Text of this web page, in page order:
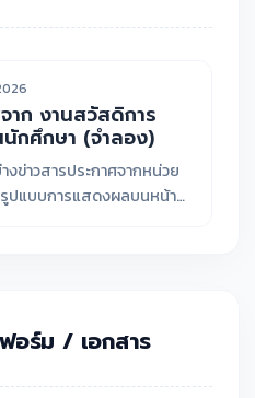
าก งานสวัสดิการ
นักศึกษา (จำลอง)
งข่าวสารประกาศจากหน่วย
ปแบบการแสดงผลบนหน้า
อร์ม / เอกสาร